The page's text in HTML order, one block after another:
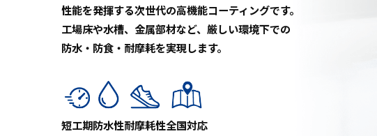
性能を発揮する次世代の高機能コーティングです。
工場床や水槽、金属部材など、厳しい環境下での
防水・防食・耐摩耗を実現します。
短工期防水性耐摩耗性全国対応